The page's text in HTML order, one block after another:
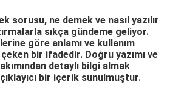
sorusu, ne demek ve nasıl yazılır
sıkça gündeme geliyor.
göre anlamı ve kullanım
bir ifadedir. Doğru yazımı ve
detaylı bilgi almak
bir içerik sunulmuştur.